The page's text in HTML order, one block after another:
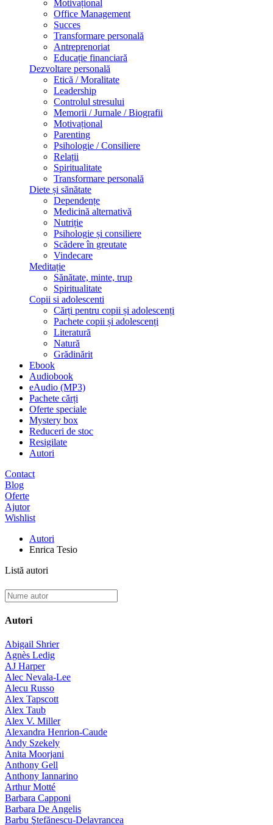
Motivațional
Office Management
Succes
Transformare personală
Antreprenoriat
Educație financiară
Dezvoltare personală
Etică / Moralitate
Leadership
Controlul stresului
Memorii / Jurnale / Biografii
Motivațional
Parenting
Psihologie / Consiliere
Relații
Spiritualitate
Transformare personală
Diete și sănătate
Dependențe
Medicină alternativă
Nutriție
Psihologie și consiliere
Scădere în greutate
Vindecare
Meditație
Sănătate, minte, trup
Spiritualitate
Copii si adolescenti
Cărți pentru copii și adolescenți
Pachete copii și adolescenți
Literatură
Natură
Grădinărit
Ebook
Audiobook
eAudio (MP3)
Pachete cărți
Oferte speciale
Mystery box
Reduceri de stoc
Resigilate
Autori
Contact
Blog
Oferte
Ajutor
Wishlist
Autori
Enrica Tesio
Listă autori
Autori
Abigail Shrier
Agnès Ledig
AJ Harper
Alec Nevala-Lee
Alecu Russo
Alex Tapscott
Alex Taub
Alex V. Miller
Alexandra Henrion-Caude
Andy Szekely
Anita Moorjani
Anthony Gell
Anthony Iannarino
Arthur Motté
Barbara Capponi
Barbara De Angelis
Barbu Ştefănescu-Delavrancea